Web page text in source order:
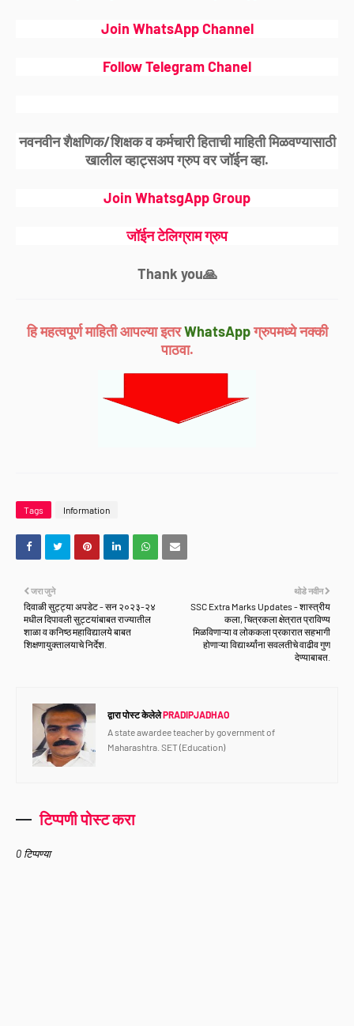
Join WhatsApp Channel
Follow Telegram Chanel
नवनवीन शैक्षणिक/शिक्षक व कर्मचारी हिताची माहिती मिळवण्यासाठी
खालील व्हाट्सअप ग्रुप वर जॉईन व्हा.
Join WhatsgApp Group
जॉईन टेलिग्राम ग्रुप
Thank you🙏
हि महत्वपूर्ण माहिती आपल्या इतर WhatsAppग्रुपमध्ये नक्की
पाठवा.
Tags Information
थोडे नवीन
SSC Extra Marks Updates - शास्त्रीय
कला, चित्रकला क्षेत्रात प्राविण्य
मिळविणाऱ्या व लोककला प्रकारात सहभागी
होणाऱ्या विद्यार्थ्यांना सवलतीचे वाढीव गुण
देण्याबाबत.
जरा जुने
दिवाळी सुट्ट्या अपडेट - सन २०२३-२४
मधील दिपावली सुट्टयांबाबत राज्यातील
शाळा व कनिष्ठ महाविद्यालये बाबत
शिक्षणायुक्तालयाचे निर्देश.
द्वारा पोस्ट केलेलेPRADIPJADHAO
A state awardee teacher by government of
Maharashtra. SET (Education)
टिप्पणी पोस्ट करा
0 टिप्पण्या